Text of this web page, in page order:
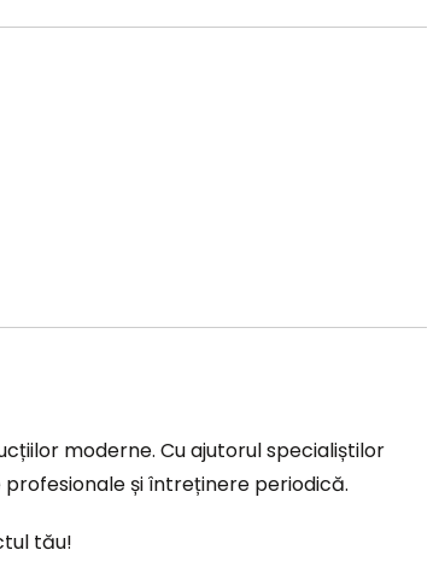
moderne. Cu ajutorul specialiștilor
și întreținere periodică.
tău!